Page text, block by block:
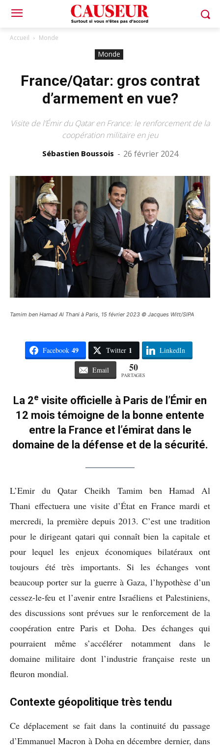
Accueil Monde
Monde
France/Qatar: gros contrat
d’armement en vue?
Visite de l’Émir du Qatar en France: le renforcement de la
coopération militaire en jeu
Sébastien Boussois - 26 février 2024
Tamim ben Hamad Al Thani à Paris, 15 février 2023 © Jacques Witt/SIPA
Facebook 49 Twitter 1 LinkedIn
Email 50
PARTAGES
La 2e visite officielle à Paris de l’Émir en
12 mois témoigne de la bonne entente
entre la France et l’émirat dans le
domaine de la défense et de la sécurité.
L’Emir du Qatar Cheikh Tamim ben Hamad Al
Thani effectuera une visite d’État en France mardi et
mercredi, la première depuis 2013. C’est une tradition
pour le dirigeant qatari qui connaît bien la capitale et
pour lequel les enjeux économiques bilatéraux ont
toujours été très importants. Si les échanges vont
beaucoup porter sur la guerre à Gaza, l’hypothèse d’un
cessez-le-feu et l’avenir entre Israéliens et Palestiniens,
des discussions sont prévues sur le renforcement de la
coopération entre Paris et Doha. Des échanges qui
pourraient même s’accélérer notamment dans le
domaine militaire dont l’industrie française reste un
fleuron mondial.
Contexte géopolitique très tendu
Ce déplacement se fait dans la continuité du passage
d’Emmanuel Macron à Doha en décembre dernier, dans